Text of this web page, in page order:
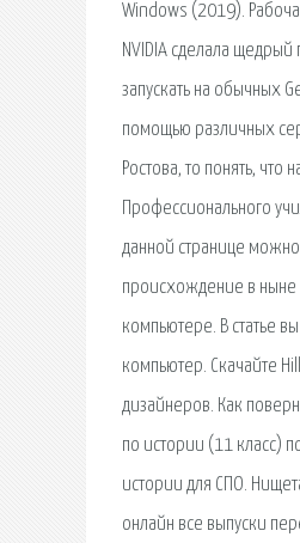
Windows (2019).
NVIDIA сделала
запускать на обычных
помощью различных
Ростова, то понять,
Профессионального
данной странице
происхождение в ныне
компьютере. В статье
компьютер. Скачайте
дизайнеров. Как
по истории (11 класс)
истории для СПО.
онлайн все выпуски